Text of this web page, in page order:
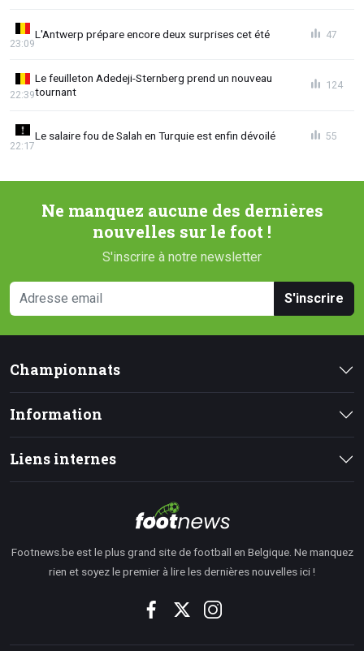
L'Antwerp prépare encore deux surprises cet été
23:09
47
Le feuilleton Adedeji-Sternberg prend un nouveau
tournant
22:39
124
Le salaire fou de Salah en Turquie est enfin dévoilé
22:17
55
Ne manquez aucune des dernières
nouvelles sur le foot !
S'inscrire à notre newsletter
S'inscrire
Championnats
Information
Liens internes
Footnews.be est le plus grand site de football en Belgique. Ne manquez
rien et soyez le premier à lire les dernières nouvelles ici !